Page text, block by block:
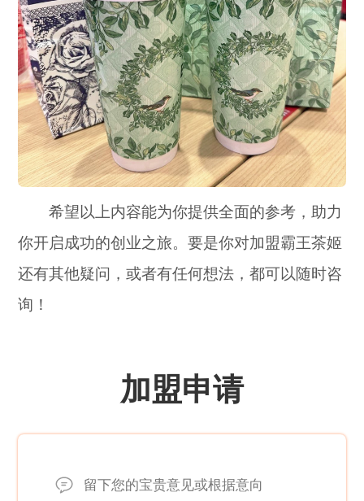
希望以上内容能为你提供全面的参考，助力
你开启成功的创业之旅。要是你对加盟霸王茶姬
还有其他疑问，或者有任何想法，都可以随时咨
询！
加盟申请